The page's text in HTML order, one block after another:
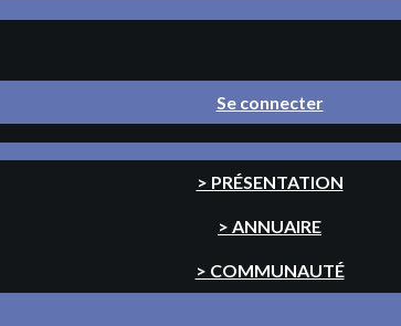
Se connecter
> PRÉSENTATION
> ANNUAIRE
> COMMUNAUTÉ